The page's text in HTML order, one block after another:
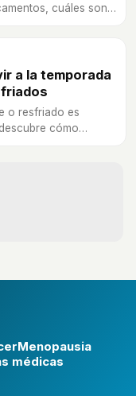
cuáles son
a la temporada
o resfriado es
cómo
Menopausia
médicas